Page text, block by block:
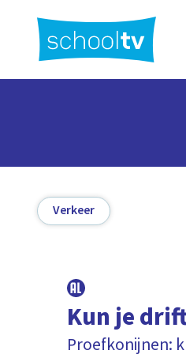
hoofdinhoud
Verkeer
Kun je
Proefkonijnen: